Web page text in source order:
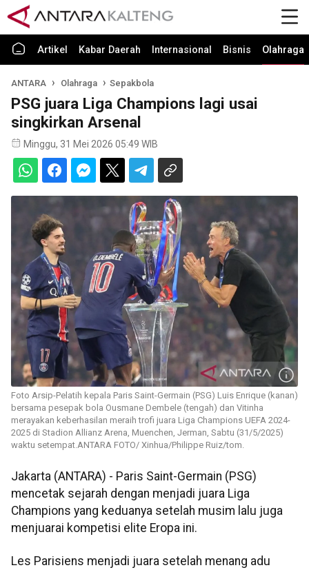
Artikel Kabar Daerah Internasional Bisnis Olahraga
ANTARA Olahraga Sepakbola
PSG juara Liga Champions lagi usai
singkirkan Arsenal
Minggu, 31 Mei 2026 05:49 WIB
Foto Arsip-Pelatih kepala Paris Saint-Germain (PSG) Luis Enrique (kanan)
bersama pesepak bola Ousmane Dembele (tengah) dan Vitinha
merayakan keberhasilan meraih trofi juara Liga Champions UEFA 2024-
2025 di Stadion Allianz Arena, Muenchen, Jerman, Sabtu (31/5/2025)
waktu setempat.ANTARA FOTO/ Xinhua/Philippe Ruiz/tom.
Jakarta (ANTARA) - Paris Saint-Germain (PSG)
mencetak sejarah dengan menjadi juara Liga
Champions yang keduanya setelah musim lalu juga
menjuarai kompetisi elite Eropa ini.
Les Parisiens menjadi juara setelah menang adu